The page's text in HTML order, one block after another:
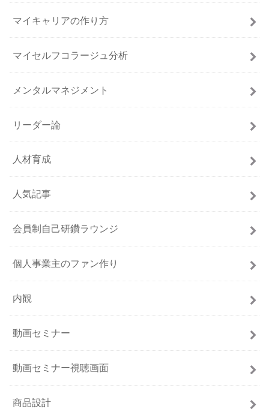
マイキャリアの作り方
マイセルフコラージュ分析
メンタルマネジメント
リーダー論
人材育成
人気記事
会員制自己研鑽ラウンジ
個人事業主のファン作り
内観
動画セミナー
動画セミナー視聴画面
商品設計